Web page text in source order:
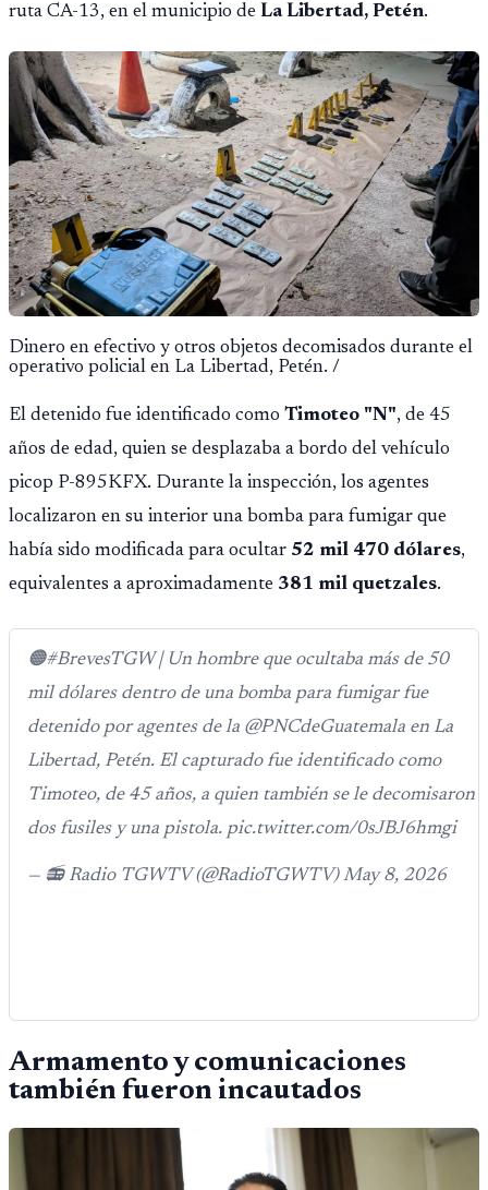
ruta CA-13, en el municipio de La Libertad, Petén.
Dinero en efectivo y otros objetos decomisados durante el
operativo policial en La Libertad, Petén. /
El detenido fue identificado como Timoteo "N", de 45
años de edad, quien se desplazaba a bordo del vehículo
picop P-895KFX. Durante la inspección, los agentes
localizaron en su interior una bomba para fumigar que
había sido modificada para ocultar 52 mil 470 dólares,
equivalentes a aproximadamente 381 mil quetzales.
🟠#BrevesTGW | Un hombre que ocultaba más de 50
mil dólares dentro de una bomba para fumigar fue
detenido por agentes de la @PNCdeGuatemala en La
Libertad, Petén. El capturado fue identificado como
Timoteo, de 45 años, a quien también se le decomisaron
dos fusiles y una pistola. pic.twitter.com/0sJBJ6hmgi
— 📻 Radio TGWTV (@RadioTGWTV) May 8, 2026
Armamento y comunicaciones
también fueron incautados